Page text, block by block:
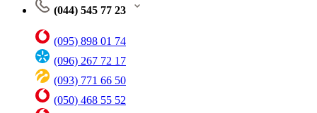
(044) 545 77 23
(095) 898 01 74
(096) 267 72 17
(093) 771 66 50
(050) 468 55 52